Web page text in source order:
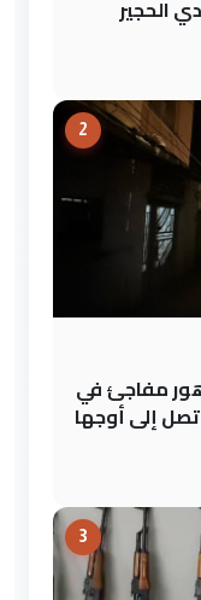
الحجير
2
مفاجئ في
إلى أوجها
3